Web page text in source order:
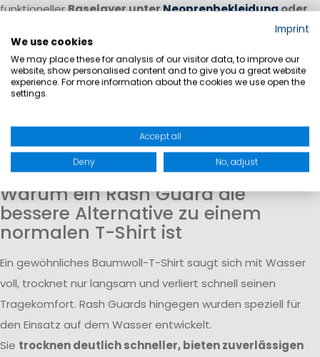
funktionellerBaselayer unterNeoprenbekleidungoder
. Sie transportieren Feuchtigkeit
von der Haut weg, sorgen für ein angenehmes Körperklima
und erhöhen gleichzeitig den Tragekomfort unter enger
anliegender Bekleidung.
dazu nochNeoprenschuhe, eineSchwimmwesteso wie
wasserdichte Taschen
Warum ein Rash Guard die
bessere Alternative zu einem
normalen T-Shirt ist
Ein gewöhnliches Baumwoll-T-Shirt saugt sich mit Wasser
voll, trocknet nur langsam und verliert schnell seinen
Tragekomfort. Rash Guards hingegen wurden speziell für
den Einsatz auf dem Wasser entwickelt.
Sie trocknen deutlich schneller, bieten zuverlässigen
Imprint
We use cookies
We may place these for analysis of our visitor data, to improve our
website, show personalised content and to give you a great website
experience. For more information about the cookies we use open the
settings.
Accept all
Deny No, adjust